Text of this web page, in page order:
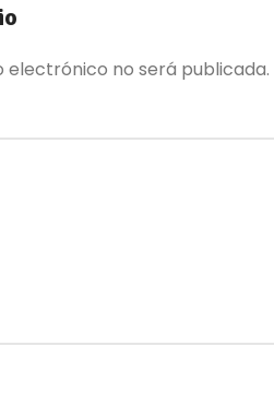
electrónico no será publicada.